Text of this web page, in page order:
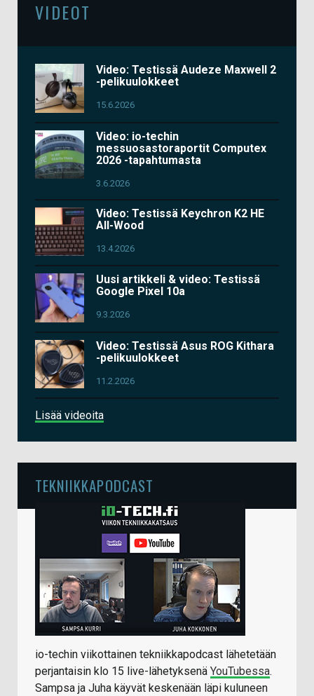
VIDEOT
Video: Testissä Audeze Maxwell 2
-pelikuulokkeet
15.6.2026
Video: io-techin
messuosastoraportit Computex
2026 -tapahtumasta
3.6.2026
Video: Testissä Keychron K2 HE
All-Wood
13.4.2026
Uusi artikkeli & video: Testissä
Google Pixel 10a
9.3.2026
Video: Testissä Asus ROG Kithara
-pelikuulokkeet
11.2.2026
Lisää videoita
TEKNIIKKAPODCAST
io-techin viikottainen tekniikkapodcast lähetetään
perjantaisin klo 15 live-lähetyksenä YouTubessa.
Sampsa ja Juha käyvät keskenään läpi kuluneen